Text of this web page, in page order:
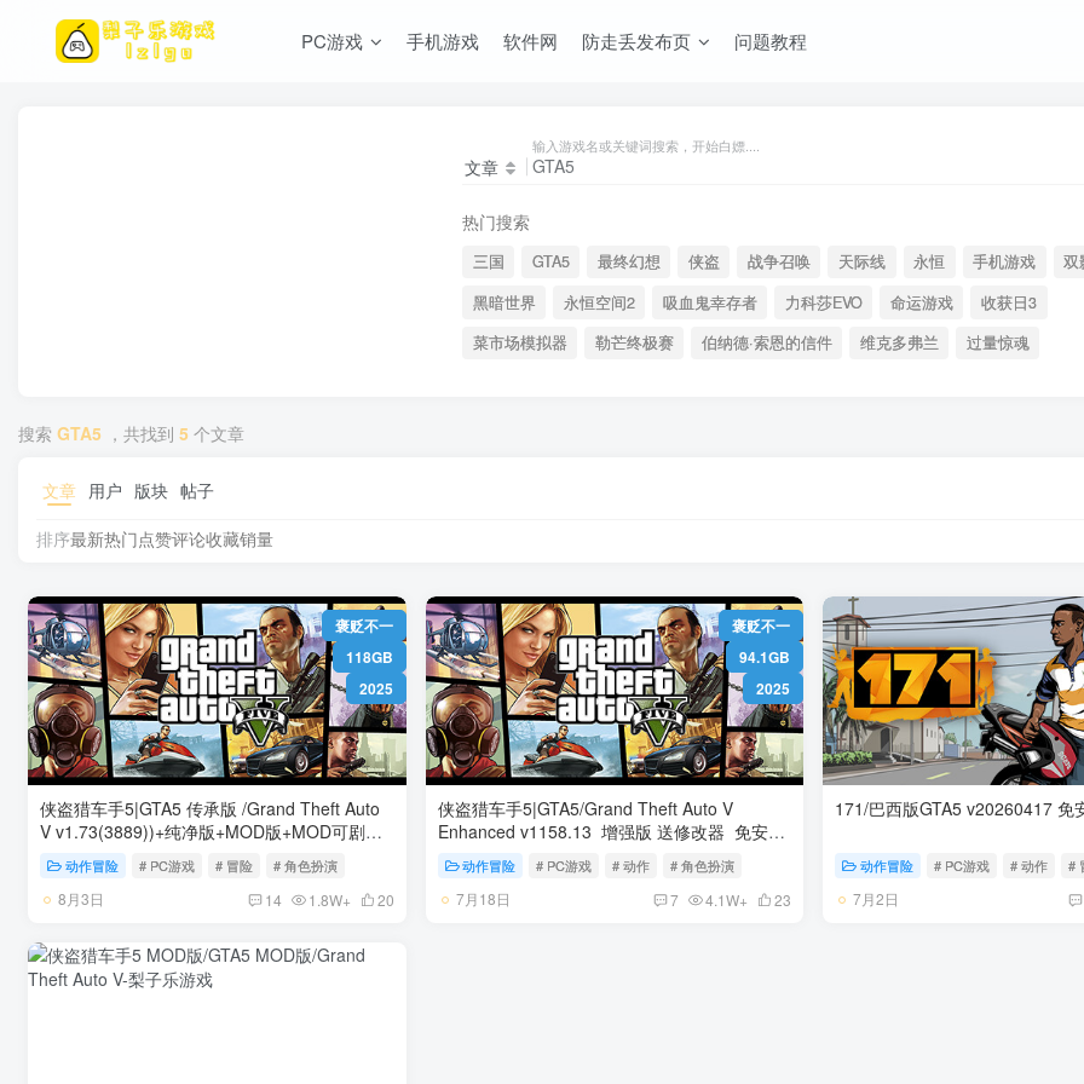
PC游戏 手机游戏 软件网 防走丢发布页 问题教程
文章
输入游戏名或关键词搜索，开始白嫖....
热门搜索
三国 GTA5 最终幻想 侠盗 战争召唤 天际线 永恒 手机游戏
双
黑暗世界
永恒空间2 吸血鬼幸存者 力科莎EVO 命运游戏
收获日3
菜市场模拟器
勒芒终极赛 伯纳德·索恩的信件 维克多弗兰 过量惊魂
搜索 GTA5 ，共找到 5 个文章
文章 用户 版块 帖子
排序最新热门点赞评论收藏销量
褒贬不一
118GB
2025
侠盗猎车手5|GTA5 传承版 /Grand Theft Auto
V v1.73(3889))+纯净版+MOD版+MOD可剧情
版+ 修改器+F5开启菜单 免安装中文版
动作冒险 # PC游戏 # 冒险 # 角色扮演
8月3日 14 1.8W+ 20
褒贬不一
94.1GB
2025
侠盗猎车手5|GTA5/Grand Theft Auto V
Enhanced v1158.13 增强版 送修改器 免安装
中文版动作冒险 # PC游戏 # 动作 # 角色扮演
7月18日 7 4.1W+ 23
171/巴西
动作冒险 # PC游戏 # 动作 #
7月2日